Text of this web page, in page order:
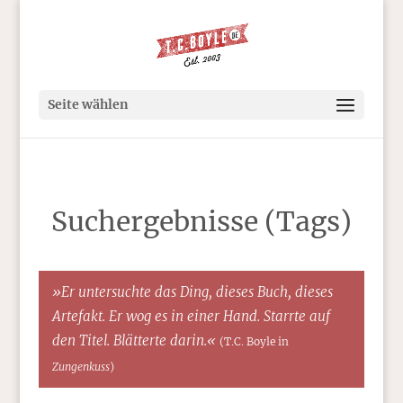
Seite wählen
Suchergebnisse (Tags)
»Er untersuchte das Ding, dieses Buch, dieses
Artefakt. Er wog es in einer Hand. Starrte auf
den Titel. Blätterte darin.« (T.C. Boyle in
Zungenkuss)